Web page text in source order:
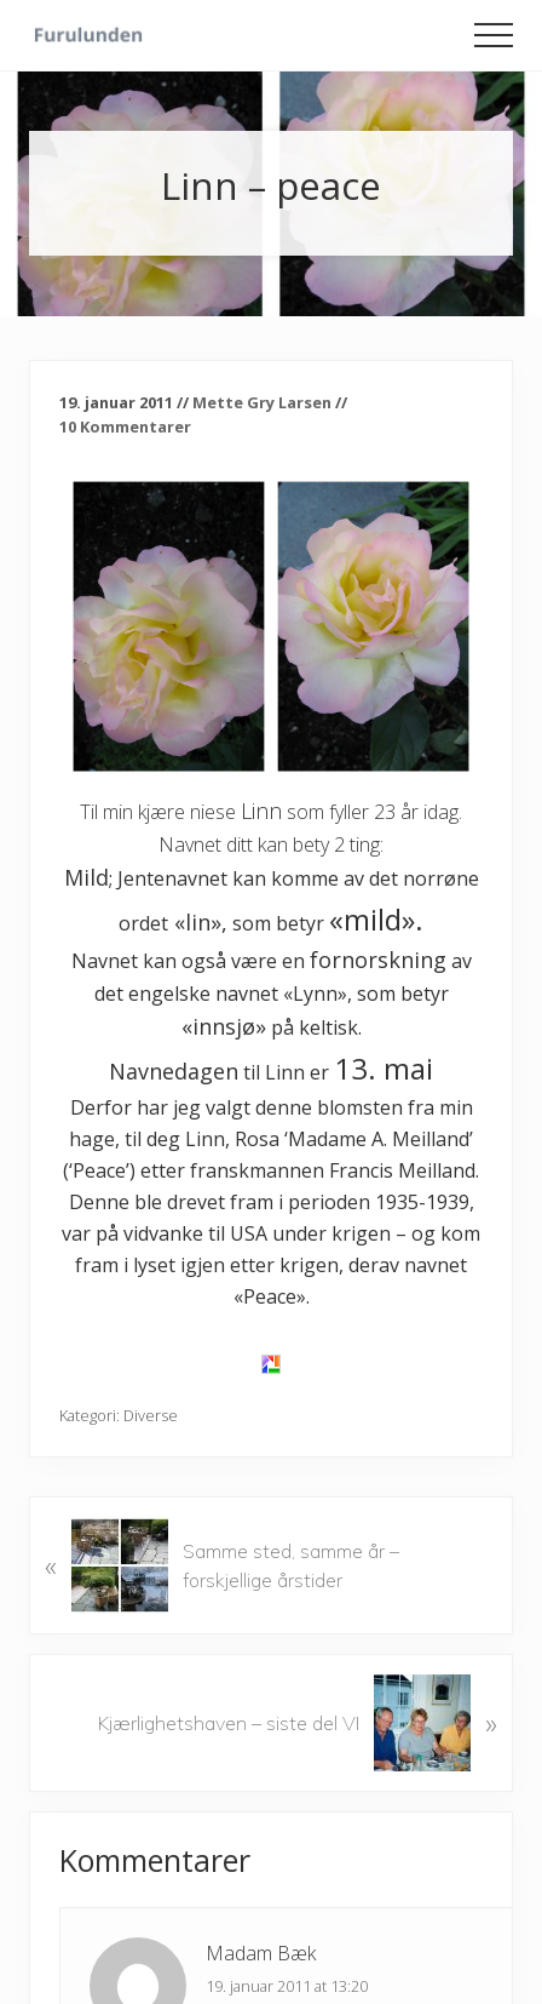
main
content
primary
sidebar
Hageliv
Lise
sjelen Linn – peace
19. januar 2011 // Mette Gry Larsen //
10 Kommentarer
Til min kjære niese Linn som fyller 23 år idag.
Navnet ditt kan bety 2 ting:
Mild; Jentenavnet kan komme av det norrøne
ordet «lin», som betyr «mild».
Navnet kan også være en fornorskning av
det engelske navnet «Lynn», som betyr
«innsjø»på keltisk.
Navnedagen til Linn er 13. mai
Derfor har jeg valgt denne blomsten fra min
hage, til deg Linn, Rosa ‘Madame A. Meilland’
(‘Peace’) etter franskmannen Francis Meilland.
Denne ble drevet fram i perioden 1935-1939,
var på vidvanke til USA under krigen – og kom
fram i lyset igjen etter krigen, derav navnet
«Peace».
Kategori: Diverse
r
«
Samme sted, samme år –
forskjellige årstider
Kjærlighetshaven – siste del VI »
Interactions
Kommentarer
Madam Bæk
19. januar 2011 at 13:20